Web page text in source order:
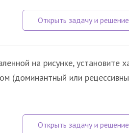
на рисунке, установите
(доминантный или